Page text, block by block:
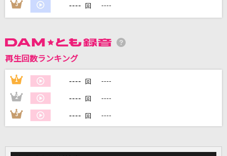
DAMの新曲・ランキングなど
カラオケ最新情報をチェック！
カラオケをもっと楽しもう！
家族や友達と一緒に！練習にも！
3 ---- 回 ----
再生回数ランキング
1 ---- 回 ----
2 ---- 回 ----
3 ---- 回 ----